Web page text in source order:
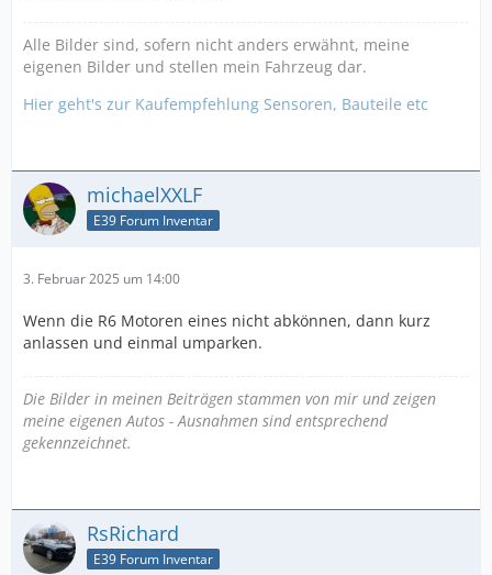
Alle Bilder sind, sofern nicht anders erwähnt, meine
eigenen Bilder und stellen mein Fahrzeug dar.
Hier geht's zur Kaufempfehlung Sensoren, Bauteile etc
michaelXXLF
E39 Forum Inventar
3. Februar 2025 um 14:00
Wenn die R6 Motoren eines nicht abkönnen, dann kurz
anlassen und einmal umparken.
Die Bilder in meinen Beiträgen stammen von mir und zeigen
meine eigenen Autos - Ausnahmen sind entsprechend
gekennzeichnet.
RsRichard
E39 Forum Inventar